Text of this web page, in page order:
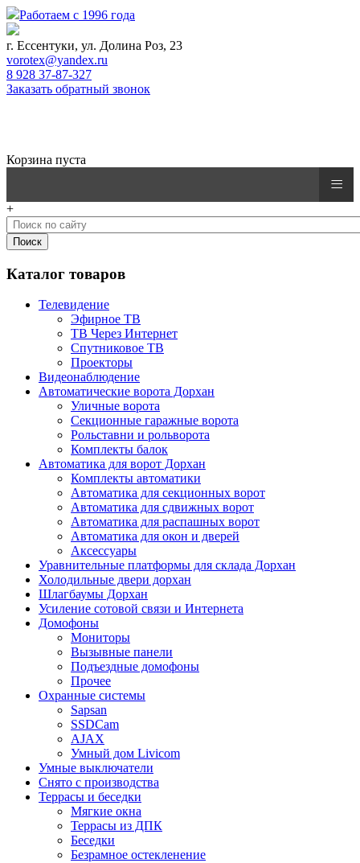
Работаем с 1996 года
г. Ессентуки, ул. Долина Роз, 23
vorotex@yandex.ru
8 928 37-87-327
Заказать обратный звонок
Корзина пуста
≡
+
Каталог товаров
Телевидение
Эфирное ТВ
ТВ Через Интернет
Спутниковое ТВ
Проекторы
Видеонаблюдение
Автоматические ворота Дорхан
Уличные ворота
Секционные гаражные ворота
Рольставни и рольворота
Комплекты балок
Автоматика для ворот Дорхан
Комплекты автоматики
Автоматика для секционных ворот
Автоматика для сдвижных ворот
Автоматика для распашных ворот
Автоматика для окон и дверей
Аксессуары
Уравнительные платформы для склада Дорхан
Холодильные двери дорхан
Шлагбаумы Дорхан
Усиление сотовой связи и Интернета
Домофоны
Мониторы
Вызывные панели
Подъездные домофоны
Прочее
Охранные системы
Sapsan
SSDCam
AJAX
Умный дом Livicom
Умные выключатели
Снято с производства
Террасы и беседки
Мягкие окна
Террасы из ДПК
Беседки
Безрамное остекленение